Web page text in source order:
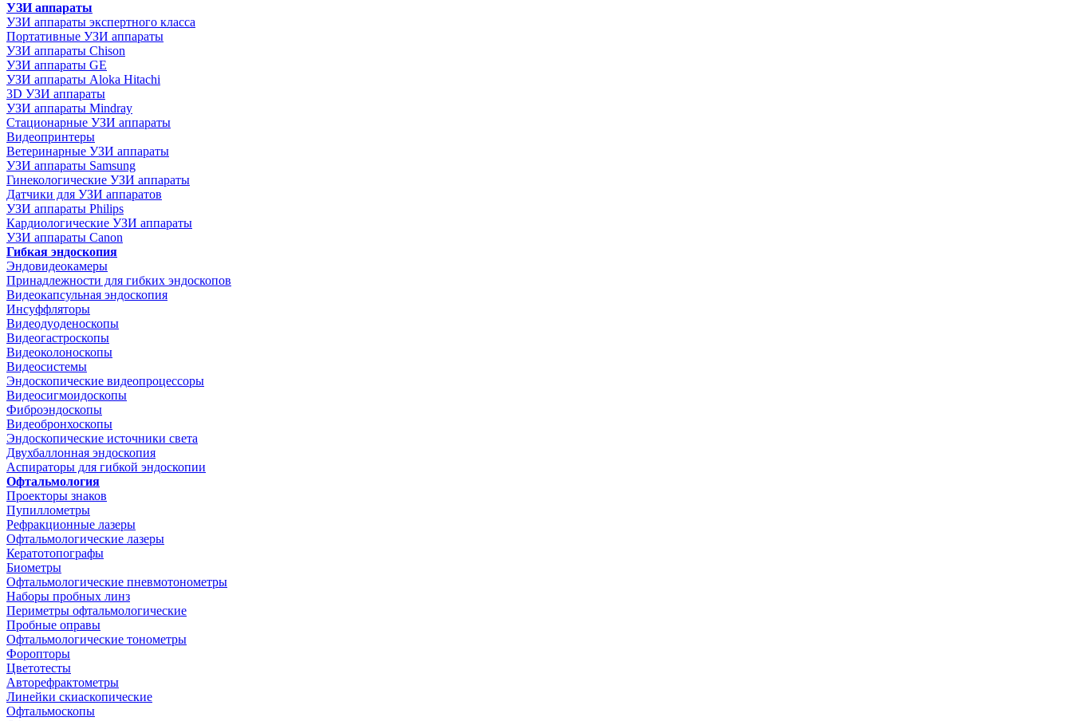
УЗИ аппараты
УЗИ аппараты экспертного класса
Портативные УЗИ аппараты
УЗИ аппараты Chison
УЗИ аппараты GE
УЗИ аппараты Aloka Hitachi
3D УЗИ аппараты
УЗИ аппараты Mindray
Стационарные УЗИ аппараты
Видеопринтеры
Ветеринарные УЗИ аппараты
УЗИ аппараты Samsung
Гинекологические УЗИ аппараты
Датчики для УЗИ аппаратов
УЗИ аппараты Philips
Кардиологические УЗИ аппараты
УЗИ аппараты Canon
Гибкая эндоскопия
Эндовидеокамеры
Принадлежности для гибких эндоскопов
Видеокапсульная эндоскопия
Инсуффляторы
Видеодуоденоскопы
Видеогастроскопы
Видеоколоноскопы
Видеосистемы
Эндоскопические видеопроцессоры
Видеосигмоидоскопы
Фиброэндоскопы
Видеобронхоскопы
Эндоскопические источники света
Двухбаллонная эндоскопия
Аспираторы для гибкой эндоскопии
Офтальмология
Проекторы знаков
Пупиллометры
Рефракционные лазеры
Офтальмологические лазеры
Кератотопографы
Биометры
Офтальмологические пневмотонометры
Наборы пробных линз
Периметры офтальмологические
Пробные оправы
Офтальмологические тонометры
Форопторы
Цветотесты
Авторефрактометры
Линейки скиаскопические
Офтальмоскопы